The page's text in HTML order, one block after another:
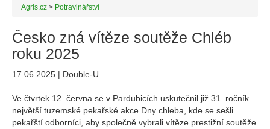
Agris.cz > Potravinářství
Česko zná vítěze soutěže Chléb
roku 2025
17.06.2025 | Double-U
Ve čtvrtek 12. června se v Pardubicích uskutečnil již 31. ročník
největší tuzemské pekařské akce Dny chleba, kde se sešli
pekařští odborníci, aby společně vybrali vítěze prestižní soutěže